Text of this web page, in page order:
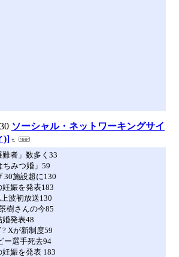
ソーシャル・ネットワーキングサイ
)]
者」数多く33
ちみつ婚」59
30施設超に130
娠を発表183
波初放送130
樹さんの今85
発表48
Xが新制度59
ー選手死去94
娠を発表 183